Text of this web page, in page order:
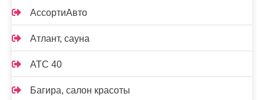
АссортиАвто
Атлант, сауна
АТС 40
Багира, салон красоты